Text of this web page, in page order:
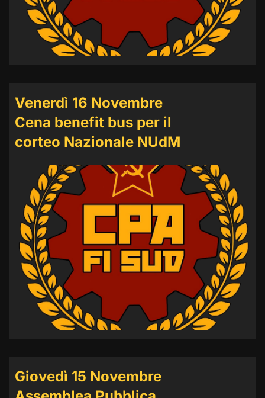
Venerdì 16 Novembre
Cena benefit bus per il
corteo Nazionale NUdM
Giovedì 15 Novembre